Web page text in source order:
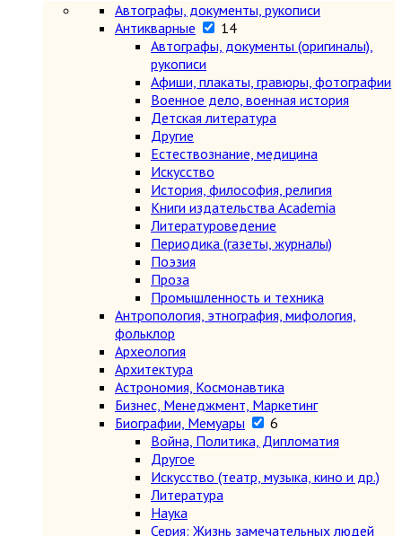
Автографы, документы, рукописи
Антикварные
14
Автографы, документы (оригиналы),
рукописи
Афиши, плакаты, гравюры, фотографии
Военное дело, военная история
Детская литература
Другие
Естествознание, медицина
Искусство
История, философия, религия
Книги издательства Academia
Литературоведение
Периодика (газеты, журналы)
Поэзия
Проза
Промышленность и техника
Антропология, этнография, мифология,
фольклор
Археология
Архитектура
Астрономия, Космонавтика
Бизнес, Менеджмент, Маркетинг
Биографии, Мемуары
6
Война, Политика, Дипломатия
Другое
Искусство (театр, музыка, кино и др.)
Литература
Наука
Серия: Жизнь замечательных людей